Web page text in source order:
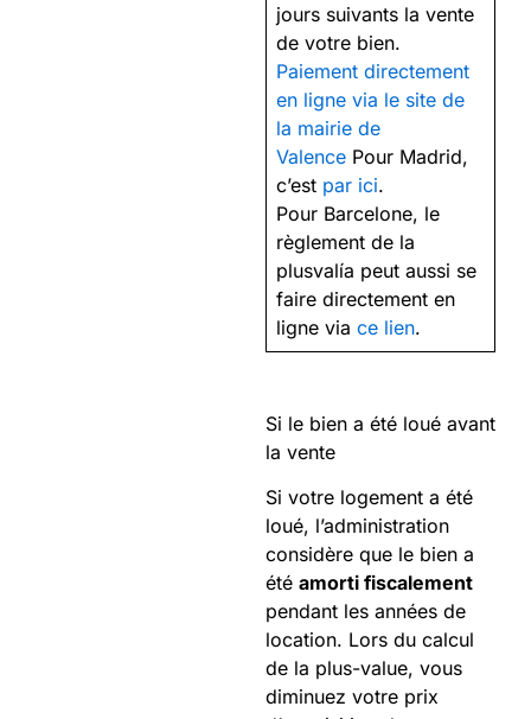
jours suivants la vente
de votre bien.
Paiement directement
en ligne via le site de
la mairie de
Valence Pour Madrid,
c’est par ici.
Pour Barcelone, le
règlement de la
plusvalía peut aussi se
faire directement en
ligne via ce lien.
Si le bien a été loué avant
la vente
Si votre logement a été
loué, l’administration
considère que le bien a
été amorti fiscalement
pendant les années de
location. Lors du calcul
de la plus-value, vous
diminuez votre prix